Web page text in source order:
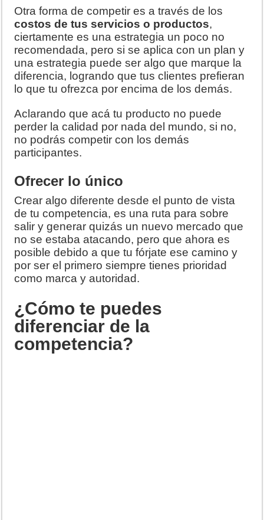
Otra forma de competir es a través de los
costos de tus servicios o productos,
ciertamente es una estrategia un poco no
recomendada, pero si se aplica con un plan y
una estrategia puede ser algo que marque la
diferencia, logrando que tus clientes prefieran
lo que tu ofrezca por encima de los demás.
Aclarando que acá tu producto no puede
perder la calidad por nada del mundo, si no,
no podrás competir con los demás
participantes.
Ofrecer lo único
Crear algo diferente desde el punto de vista
de tu competencia, es una ruta para sobre
salir y generar quizás un nuevo mercado que
no se estaba atacando, pero que ahora es
posible debido a que tu fórjate ese camino y
por ser el primero siempre tienes prioridad
como marca y autoridad.
¿Cómo te puedes
diferenciar de la
competencia?